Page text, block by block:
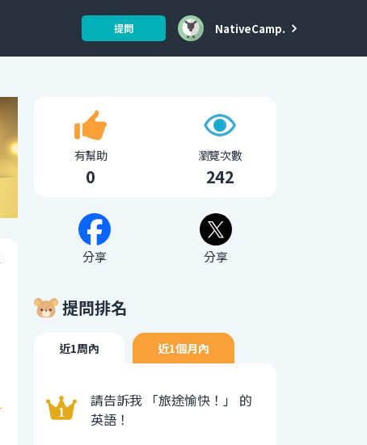
提問 NativeCamp.
有幫助
0
瀏覽次數
242
分享 分享
提問排名
近1周內 近1個月內
請告訴我 「旅途愉快！」 的
英語！